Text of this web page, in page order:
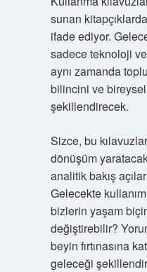
sunan
ifade ediyor.
sadece teknoloji
aynı zamanda
bilincini ve
şekillendirecek.
Sizce, bu
dönüşüm
analitik bakış
Gelecekte
bizlerin yaşam
değiştirebilir?
beyin fırtınasına
geleceği